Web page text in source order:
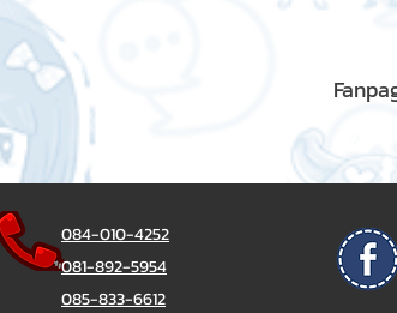
084-010-4252
081-892-5954
085-833-6612